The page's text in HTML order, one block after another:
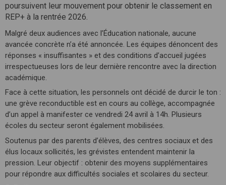
poursuivent leur mouvement pour obtenir le classement en
REP+ à la rentrée 2026.
Malgré deux audiences avec l’Éducation nationale, aucune
avancée concrète n’a été annoncée. Les équipes dénoncent des
réponses « insuffisantes » et des conditions d’accueil jugées
irrespectueuses lors de leur dernière rencontre avec la direction
académique.
Face à cette situation, les personnels ont décidé de durcir le ton :
une grève reconductible est en cours au collège, accompagnée
d’un appel à manifester ce vendredi 24 avril à 14h. Plusieurs
écoles du secteur seront également mobilisées.
Soutenus par des parents d’élèves, des centres sociaux et des
élus locaux sollicités, les grévistes entendent maintenir la
pression. Leur objectif : obtenir des moyens supplémentaires
pour répondre aux difficultés sociales et scolaires du secteur.